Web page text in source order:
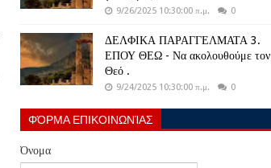
9/26/2025 10:30:00 π.μ. 0
ΔΕΛΦΙΚΑ ΠΑΡΑΓΓΕΛΜΑΤΑ 3.
ΕΠΟΥ ΘΕΩ - Να ακολουθούμε τον
Θεό .
9/24/2025 10:30:00 π.μ. 0
ΦΌΡΜΑ ΕΠΙΚΟΙΝΩΝΊΑΣ
Όνομα